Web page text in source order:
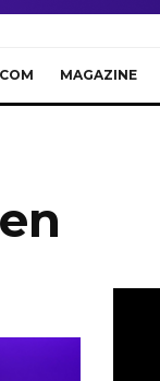
MAGAZINE